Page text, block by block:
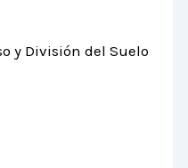
y División del Suelo